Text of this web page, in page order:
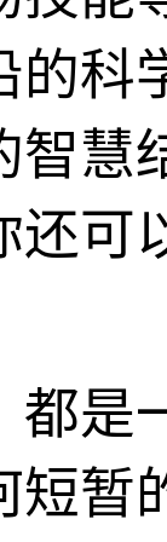
的科
智慧
还可
都是
短暂